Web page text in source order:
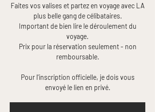
Faites vos valises et partez en voyage avec LA
plus belle gang de célibataires.
Important de bien lire le déroulement du
voyage.
Prix pour la réservation seulement - non
remboursable.
Pour l'inscription officielle, je dois vous
envoyé le lien en privé.